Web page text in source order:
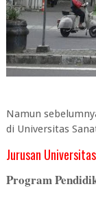
Namun
di Universitas
Jurusan
Program